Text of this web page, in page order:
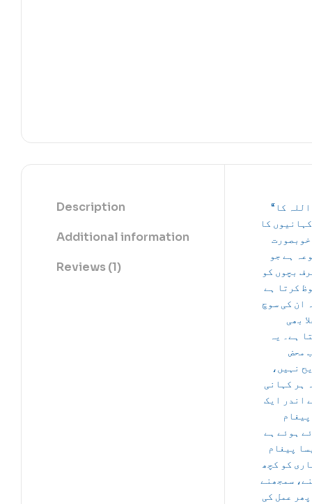
Description
Additional information
Reviews (1)
“بسم اللہ کا
کا
ہے جو
بچوں کو
کرتا ہے
ان کی سوچ
بھی
ہے۔ یہ
محض
نہیں،
ہر کہانی
اندر ایک
ہوئے ہے
پیغام
کو کچھ
سمجھنے
عمل کی